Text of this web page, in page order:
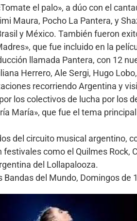
el palo», a dúo con el
Maura, Pocho La Pantera, y
y México. También fueron
que fue incluido en la
llamada Pantera, con 12
Herrero, Ale Sergi, Hugo
recorriendo Argentina y
los colectivos de lucha por los
María», que fue el tema
del circuito musical argentino,
como el Quilmes Rock,
del Lollapalooza.
del Mundo, Domingos de